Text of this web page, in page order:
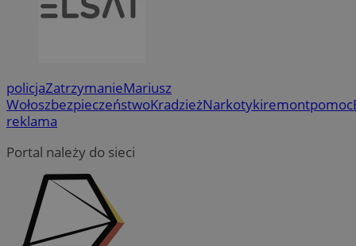
policjaZatrzymanieMariusz
WołoszbezpieczeństwoKradzieżNarkotykiremontpomoc
reklama
Portal należy do sieci